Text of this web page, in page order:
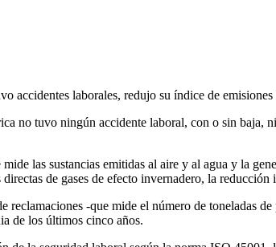
accidentes laborales, redujo su índice de
no tuvo ningún accidente laboral, con o sin baja,
las sustancias emitidas al aire y al agua y la
de gases de efecto invernadero, la
reclamaciones -que mide el número de toneladas
de los últimos cinco años.